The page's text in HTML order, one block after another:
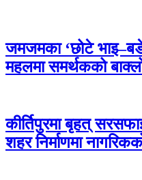
जमजमका ‘छोटे भाइ–बडे
महलमा समर्थकको
कीर्तिपुरमा बृहत्
शहर निर्माणमा